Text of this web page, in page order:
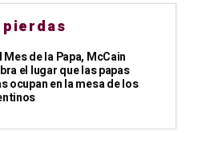
Mes de la Papa, McCain
el lugar que las papas
ocupan en la mesa de los